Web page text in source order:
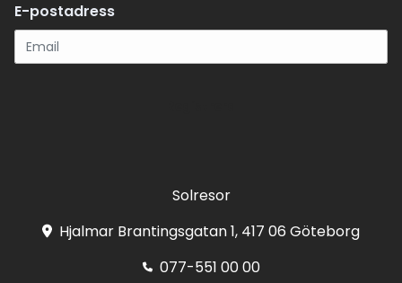
E-postadress
Solresor
Hjalmar Brantingsgatan 1, 417 06 Göteborg
077-551 00 00